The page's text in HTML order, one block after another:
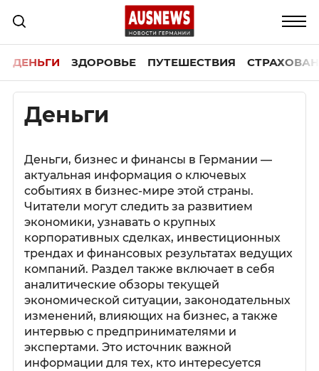
ДЕНЬГИ ЗДОРОВЬЕ ПУТЕШЕСТВИЯ
Деньги
Деньги, бизнес и финансы в Германии —
актуальная информация о ключевых
событиях в бизнес-мире этой страны.
Читатели могут следить за развитием
экономики, узнавать о крупных
корпоративных сделках, инвестиционных
трендах и финансовых результатах ведущих
компаний. Раздел также включает в себя
аналитические обзоры текущей
экономической ситуации, законодательных
изменений, влияющих на бизнес, а также
интервью с предпринимателями и
экспертами. Это источник важной
информации для тех, кто интересуется